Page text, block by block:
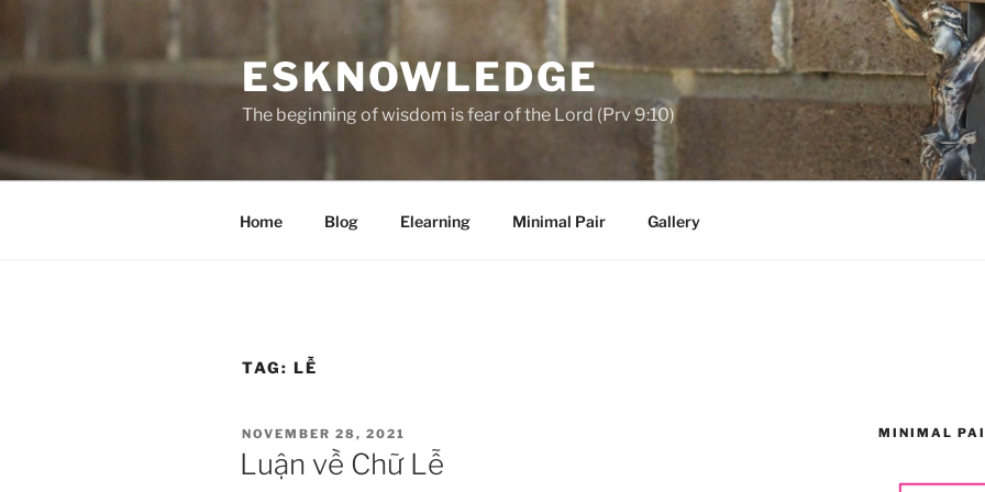
content
ESKNOWLEDGE
The beginning of wisdom is fear of the Lord (Prv 9:10)
Home Blog Elearning Minimal Pair Gallery
TAG: LỄ
POSTED
ON
NOVEMBER 28, 2021
Luận về Chữ Lễ
MINIMAL